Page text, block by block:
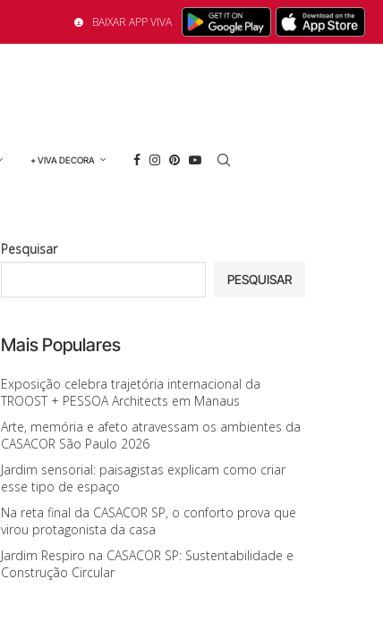
BAIXAR APP VIVA
+ VIVA DECORA
Pesquisar
PESQUISAR
Mais Populares
Exposição celebra trajetória internacional da
TROOST + PESSOA Architects em Manaus
Arte, memória e afeto atravessam os ambientes da
CASACOR São Paulo 2026
Jardim sensorial: paisagistas explicam como criar
esse tipo de espaço
Na reta final da CASACOR SP, o conforto prova que
virou protagonista da casa
Jardim Respiro na CASACOR SP: Sustentabilidade e
Construção Circular